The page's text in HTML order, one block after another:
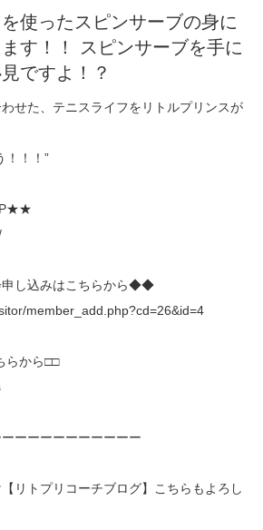
を使ったスピンサーブの身に
す！！ スピンサーブを手に
ですよ！？
せた、テニスライフをリトルプリンスが
！！！”
し込みはこちらから◆◆
member_add.php?cd=26&id=4
らから□□
ーーーーーーーーーー
リトプリコーチブログ】こちらもよろし